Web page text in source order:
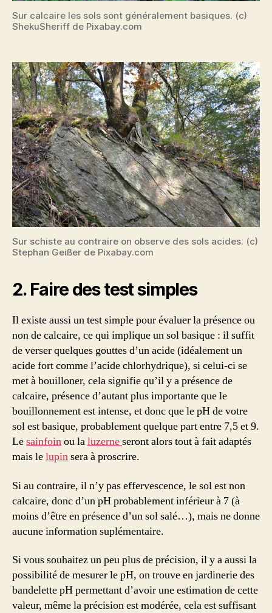
Sur calcaire les sols sont généralement basiques. (c)
ShekuSheriff de Pixabay.com
Sur schiste au contraire on observe des sols acides. (c)
Stephan Geißer de Pixabay.com
2. Faire des test simples
Il existe aussi un test simple pour évaluer la présence ou
non de calcaire, ce qui implique un sol basique : il suffit
de verser quelques gouttes d’un acide (idéalement un
acide fort comme l’acide chlorhydrique), si celui-ci se
met à bouilloner, cela signifie qu’il y a présence de
calcaire, présence d’autant plus importante que le
bouillonnement est intense, et donc que le pH de votre
sol est basique, probablement quelque part entre 7,5 et 9.
Lesainfoinou laluzerneseront alors tout à fait adaptés
mais lelupinsera à proscrire.
Si au contraire, il n’y pas effervescence, le sol est non
calcaire, donc d’un pH probablement inférieur à 7 (à
moins d’être en présence d’un sol salé…), mais ne donne
aucune information suplémentaire.
Si vous souhaitez un peu plus de précision, il y a aussi la
possibilité de mesurer le pH, on trouve en jardinerie des
bandelette pH permettant d’avoir une estimation de cette
valeur, même la précision est modérée, cela est suffisant